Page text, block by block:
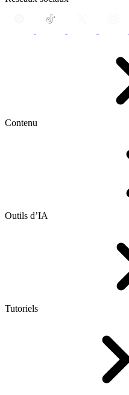
Contenu
Outils d’IA
Tutoriels